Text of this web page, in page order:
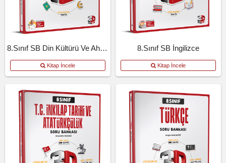
8.Sınıf SB Din Kültürü Ve Ahlak Bilgisi
Kitap İncele
8.Sınıf SB İngilizce
Kitap İncele